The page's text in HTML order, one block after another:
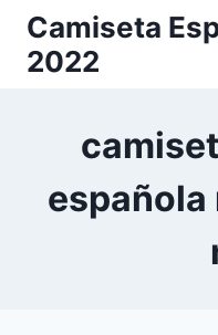
Saltar
contenido
Camiseta
2022
española